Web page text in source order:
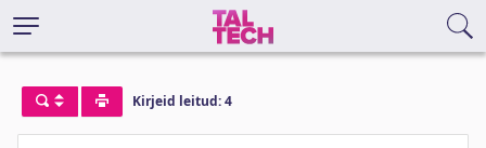
Kirjeid leitud: 4